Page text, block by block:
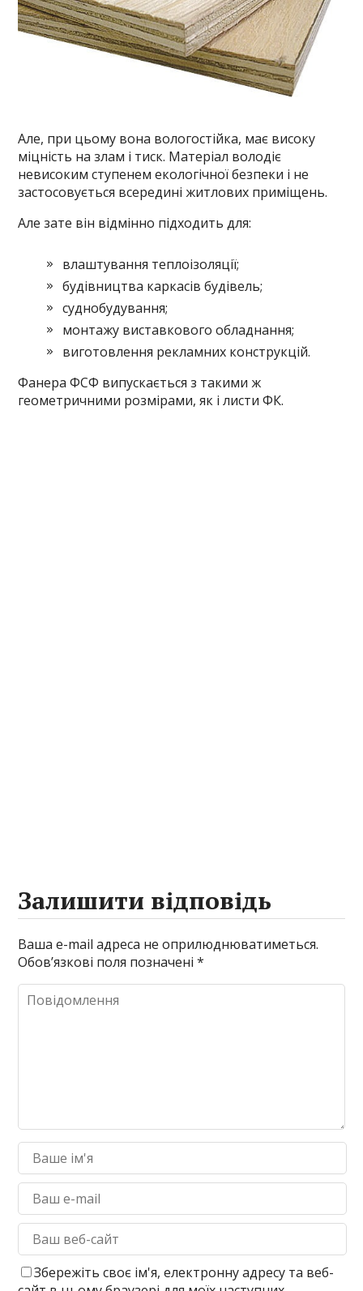
Але, при цьому вона вологостійка, має високу
міцність на злам і тиск. Матеріал володіє
невисоким ступенем екологічної безпеки і не
застосовується всередині житлових приміщень.
Але зате він відмінно підходить для:
влаштування теплоізоляції;
будівництва каркасів будівель;
суднобудування;
монтажу виставкового обладнання;
виготовлення рекламних конструкцій.
Фанера ФСФ випускається з такими ж
геометричними розмірами, як і листи ФК.
Залишити відповідь
Ваша e-mail адреса не оприлюднюватиметься.
Обов’язкові поля позначені*
Збережіть своє ім'я, електронну адресу та веб-